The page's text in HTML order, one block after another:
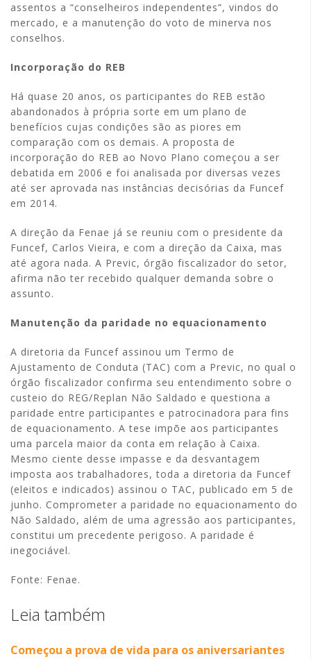
assentos a “conselheiros independentes”, vindos do
mercado, e a manutenção do voto de minerva nos
conselhos.
Incorporação do REB
Há quase 20 anos, os participantes do REB estão
abandonados à própria sorte em um plano de
benefícios cujas condições são as piores em
comparação com os demais. A proposta de
incorporação do REB ao Novo Plano começou a ser
debatida em 2006 e foi analisada por diversas vezes
até ser aprovada nas instâncias decisórias da Funcef
em 2014.
A direção da Fenae já se reuniu com o presidente da
Funcef, Carlos Vieira, e com a direção da Caixa, mas
até agora nada. A Previc, órgão fiscalizador do setor,
afirma não ter recebido qualquer demanda sobre o
assunto.
Manutenção da paridade no equacionamento
A diretoria da Funcef assinou um Termo de
Ajustamento de Conduta (TAC) com a Previc, no qual o
órgão fiscalizador confirma seu entendimento sobre o
custeio do REG/Replan Não Saldado e questiona a
paridade entre participantes e patrocinadora para fins
de equacionamento. A tese impõe aos participantes
uma parcela maior da conta em relação à Caixa.
Mesmo ciente desse impasse e da desvantagem
imposta aos trabalhadores, toda a diretoria da Funcef
(eleitos e indicados) assinou o TAC, publicado em 5 de
junho. Comprometer a paridade no equacionamento do
Não Saldado, além de uma agressão aos participantes,
constitui um precedente perigoso. A paridade é
inegociável.
Fonte: Fenae.
Leia também
Começou a prova de vida para os aniversariantes